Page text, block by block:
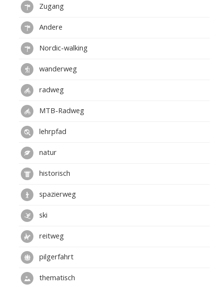
Zugang
Andere
Nordic-walking
wanderweg
radweg
MTB-Radweg
lehrpfad
natur
historisch
spazierweg
ski
reitweg
pilgerfahrt
thematisch